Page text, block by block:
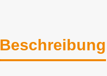
Beschreibung